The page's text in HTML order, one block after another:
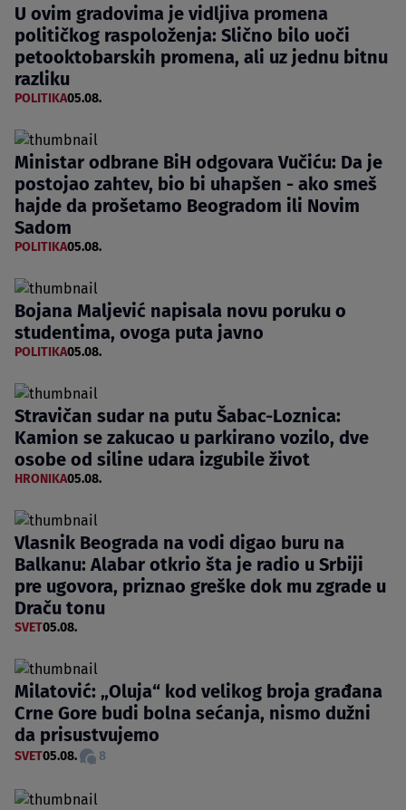
U ovim gradovima je vidljiva promena
političkog raspoloženja: Slično bilo uoči
petooktobarskih promena, ali uz jednu bitnu
razliku
POLITIKA05.08.
Ministar odbrane BiH odgovara Vučiću: Da je
postojao zahtev, bio bi uhapšen - ako smeš
hajde da prošetamo Beogradom ili Novim
Sadom
POLITIKA05.08.
Bojana Maljević napisala novu poruku o
studentima, ovoga puta javno
POLITIKA05.08.
Stravičan sudar na putu Šabac-Loznica:
Kamion se zakucao u parkirano vozilo, dve
osobe od siline udara izgubile život
HRONIKA05.08.
Vlasnik Beograda na vodi digao buru na
Balkanu: Alabar otkrio šta je radio u Srbiji
pre ugovora, priznao greške dok mu zgrade u
Draču tonu
SVET05.08.
Milatović: „Oluja“ kod velikog broja građana
Crne Gore budi bolna sećanja, nismo dužni
da prisustvujemo
SVET05.08. 8